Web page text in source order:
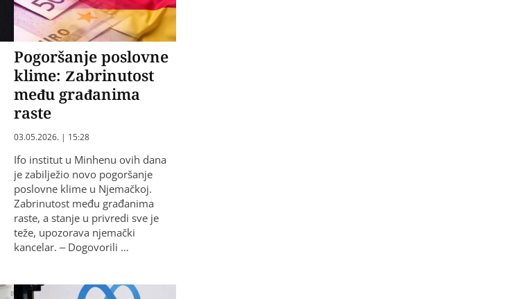
Pogoršanje poslovne
klime: Zabrinutost
među građanima
raste
03.05.2026. | 15:28
Ifo institut u Minhenu ovih dana
je zabilježio novo pogoršanje
poslovne klime u Njemačkoj.
Zabrinutost među građanima
raste, a stanje u privredi sve je
teže, upozorava njemački
kancelar. – Dogovorili …